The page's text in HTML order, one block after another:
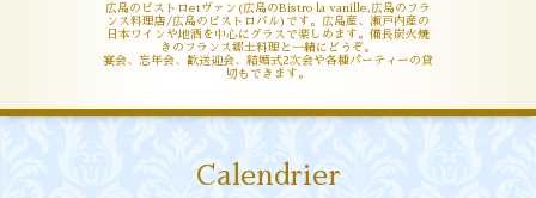
広島のビストロetヴァン(広島のBistro la vanille,広島のフラ
ンス料理店/広島のビストロバル)です。広島産、瀬戸内産の
日本ワインや地酒を中心にグラスで楽しめます。備長炭火焼
きのフランス郷土料理と一緒にどうぞ。
宴会、忘年会、歓送迎会、結婚式2次会や各種パーティーの貸
切もできます。
Calendrier